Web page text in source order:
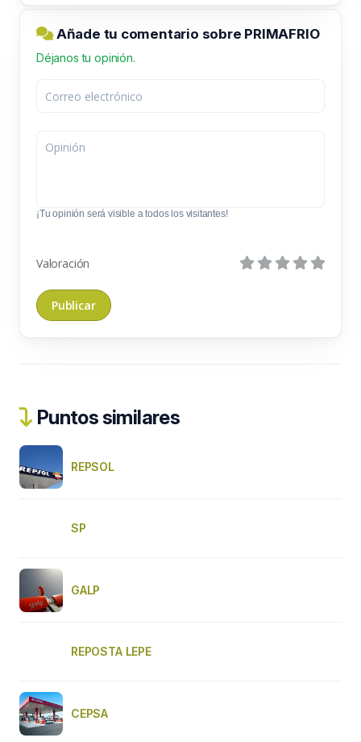
Añade tu comentario sobre PRIMAFRIO
Déjanos tu opinión.
¡Tu opinión será visible a todos los visitantes!
Valoración
Puntos similares
REPSOL
SP
GALP
REPOSTA LEPE
CEPSA